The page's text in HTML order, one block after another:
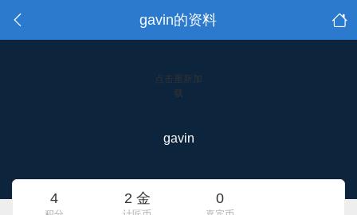
gavin的资料
点击重新加
载
gavin
4 2 金 0